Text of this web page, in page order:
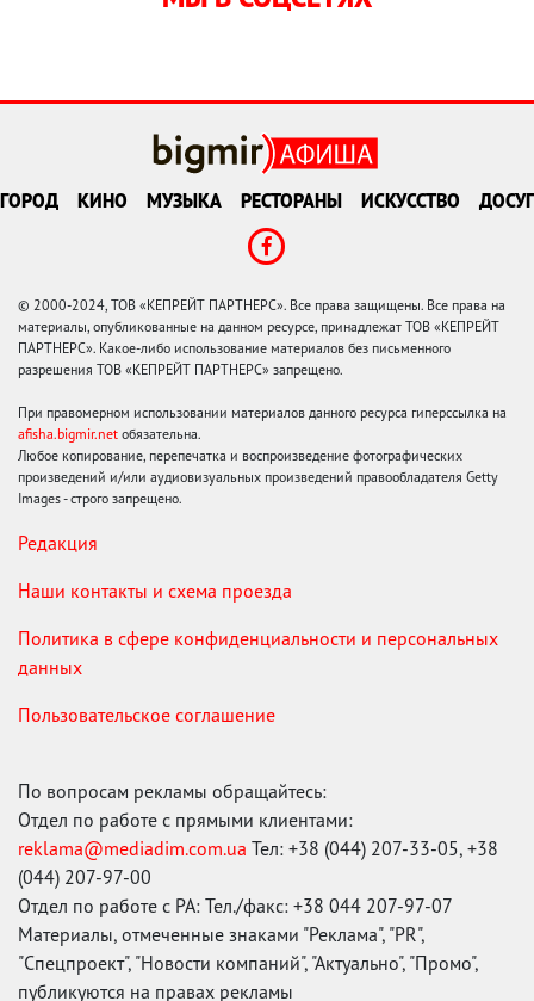
ГОРОД КИНО МУЗЫКА РЕСТОРАНЫ ИСКУССТВО ДОСУГ
© 2000-2024, ТОВ «КЕПРЕЙТ ПАРТНЕРС». Все права защищены. Все права на
материалы, опубликованные на данном ресурсе, принадлежат ТОВ «КЕПРЕЙТ
ПАРТНЕРС». Какое-либо использование материалов без письменного
разрешения ТОВ «КЕПРЕЙТ ПАРТНЕРС» запрещено.
При правомерном использовании материалов данного ресурса гиперссылка на
afisha.bigmir.net обязательна.
Любое копирование, перепечатка и воспроизведение фотографических
произведений и/или аудиовизуальных произведений правообладателя Getty
Images - строго запрещено.
Редакция
Наши контакты и схема проезда
Политика в сфере конфиденциальности и персональных
данных
Пользовательское соглашение
По вопросам рекламы обращайтесь:
Отдел по работе с прямыми клиентами:
reklama@mediadim.com.ua Тел: +38 (044) 207-33-05, +38
(044) 207-97-00
Отдел по работе с РА: Тел./факс: +38 044 207-97-07
Материалы, отмеченные знаками "Реклама", "PR",
"Спецпроект", "Новости компаний", "Актуально", "Промо",
публикуются на правах рекламы